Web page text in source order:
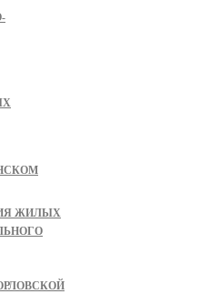
ЖИЛЫХ